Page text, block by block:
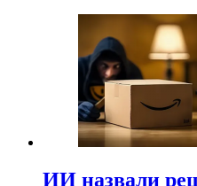
ИИ назвали